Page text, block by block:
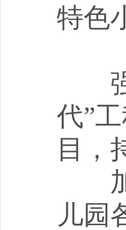
特色
（
强
代”
目，
加
儿园